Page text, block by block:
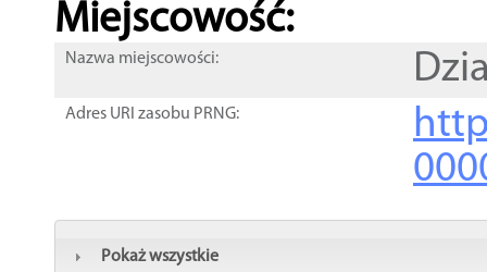
Miejscowość:
Nazwa miejscowości:
Adres URI zasobu PRNG:
Pokaż wszystkie